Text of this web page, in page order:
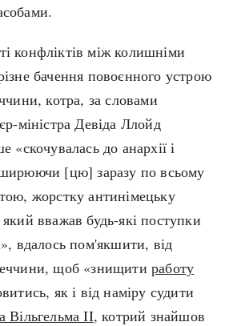
конфліктів між колишніми
бачення повоєнного устрою
котра, за словами
міністра Девіда Ллойд
«скочувалась до анархії і
[цю] заразу по всьому
жорстку антинімецьку
вважав будь-які поступки
вдалось пом'якшити, від
щоб «знищитиработу
як і від наміру судити
Вільгельма II, котрий знайшов